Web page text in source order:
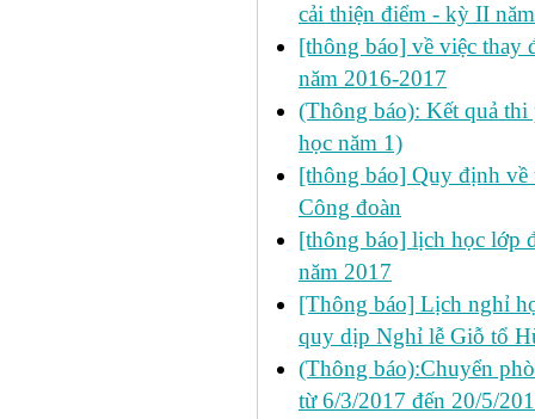
cải thiện điểm - kỳ II
[thông báo] về việc thay
năm 2016-2017
(Thông báo): Kết quả
học năm 1)
[thông báo] Quy định về
Công đoàn
[thông báo] lịch học lớp
năm 2017
[Thông báo] Lịch nghỉ
quy dịp Nghỉ lễ Giỗ tổ
(Thông báo):Chuyển
từ 6/3/2017 đến 20/5/